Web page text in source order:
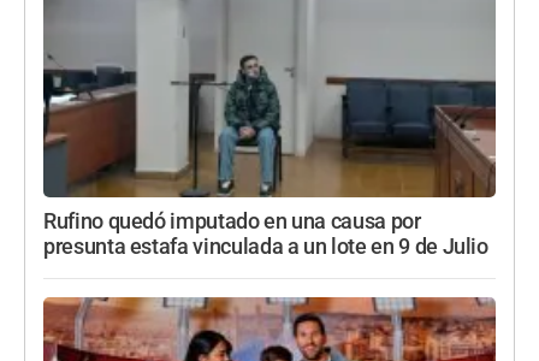
Rufino quedó imputado en una causa por
presunta estafa vinculada a un lote en 9 de Julio